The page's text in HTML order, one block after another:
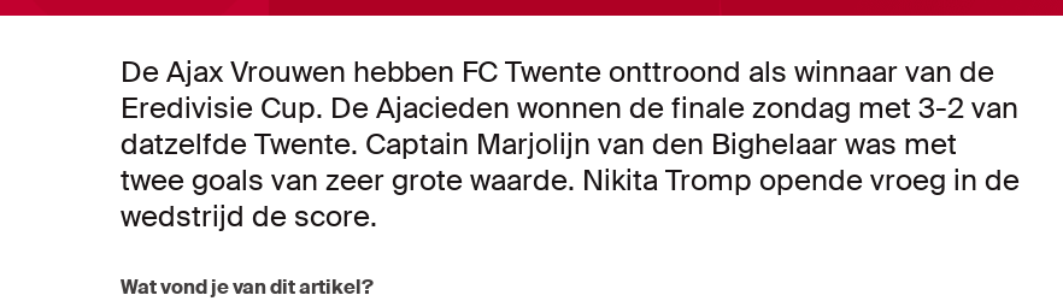
De Ajax Vrouwen hebben FC Twente onttroond als winnaar van de
Eredivisie Cup. De Ajacieden wonnen de finale zondag met 3-2 van
datzelfde Twente. Captain Marjolijn van den Bighelaar was met
twee goals van zeer grote waarde. Nikita Tromp opende vroeg in de
wedstrijd de score.
Wat vond je van dit artikel?